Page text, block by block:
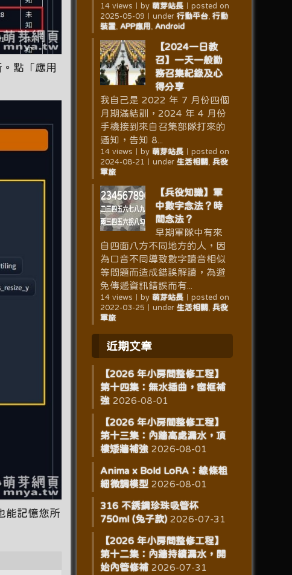
點「應用
能記憶您所
14 views by 萌芽站長｜ posted on
2025-05-09
under 行動平台, 行動
裝置, APP應用 Android
【2024一日教
召】一天一般勤
務召集紀錄及心
得分享
我自己是 2022 年 7 月份四個
月期滿結訓，2024 年 4 月份
手機接到來自召集部隊打來的
通知，告知 8...
14 views by 萌芽站長｜ posted on
2024-08-21
under 生活相關
兵役
軍旅
【兵役知識】軍
中數字念法？時
間念法？
早期軍隊中有來
自四面八方不同地方的人，因
為口音不同導致數字讀音相似
等問題而造成錯誤解讀，為避
免傳遞資訊錯誤而有...
14 views by 萌芽站長｜ posted on
2022-03-25
under 生活相關
兵役
軍旅
近期文章
【2026 年小房間整修工程】
第十四集：無水插曲，窗框補
強 2026-08-01
【2026 年小房間整修工程】
第十三集：內牆高處漏水，頂
樓矮牆補強 2026-08-01
Anima x Bold LoRA：線條粗
細微調模型 2026-08-01
316 不銹鋼珍珠吸管杯
750ml (兔子款) 2026-07-31
【2026 年小房間整修工程】
第十二集：內牆持續漏水，開
始內管修補 2026-07-31